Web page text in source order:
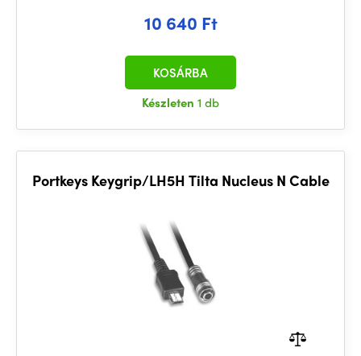
10 640 Ft
Készleten 1 db
KOSÁRBA
Portkeys Keygrip/LH5H Tilta Nucleus N Cable